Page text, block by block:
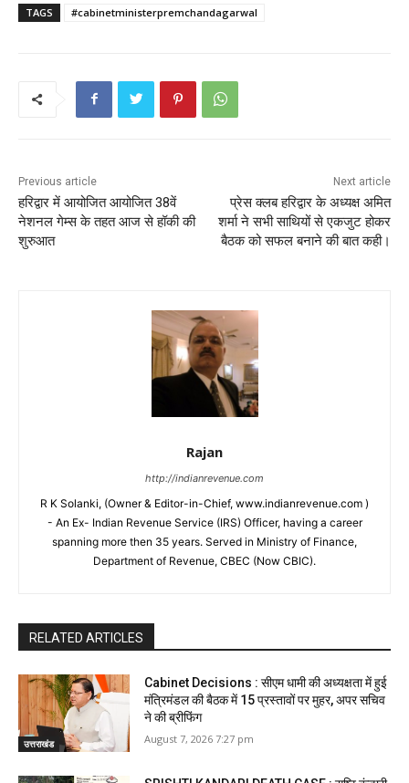
TAGS #cabinetministerpremchandagarwal
Previous article
हरिद्वार में आयोजित आयोजित 38वें
नेशनल गेम्स के तहत आज से हॉकी की
शुरुआत
Next article
प्रेस क्लब हरिद्वार के अध्यक्ष अमित
शर्मा ने सभी साथियों से एकजुट होकर
बैठक को सफल बनाने की बात कही।
Rajan
http://indianrevenue.com
R K Solanki, (Owner & Editor-in-Chief, www.indianrevenue.com )
- An Ex- Indian Revenue Service (IRS) Officer, having a career
spanning more then 35 years. Served in Ministry of Finance,
Department of Revenue, CBEC (Now CBIC).
RELATED ARTICLES
उत्तराखंड
Cabinet Decisions : सीएम धामी की अध्यक्षता में हुई
मंत्रिमंडल की बैठक में 15 प्रस्तावों पर मुहर, अपर सचिव
ने की ब्रीफिंग
August 7, 2026 7:27 pm